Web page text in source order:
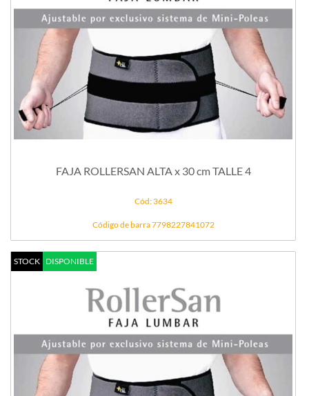
FAJA ROLLERSAN ALTA x 30 cm TALLE 4
Cód: 3634
Código de barra 7798227841072
STOCK DISPONIBLE